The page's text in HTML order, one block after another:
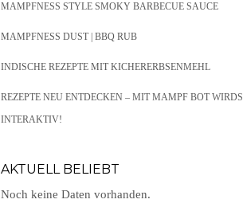
MAMPFNESS STYLE SMOKY BARBECUE SAUCE
MAMPFNESS DUST | BBQ RUB
INDISCHE REZEPTE MIT KICHERERBSENMEHL
REZEPTE NEU ENTDECKEN – MIT MAMPF BOT WIRDS
INTERAKTIV!
AKTUELL BELIEBT
Noch keine Daten vorhanden.